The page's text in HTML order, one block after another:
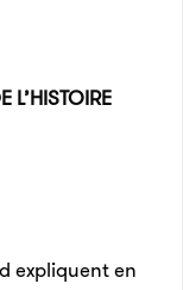
L’HISTOIRE
expliquent en